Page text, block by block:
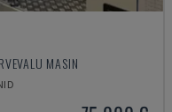
MASIN